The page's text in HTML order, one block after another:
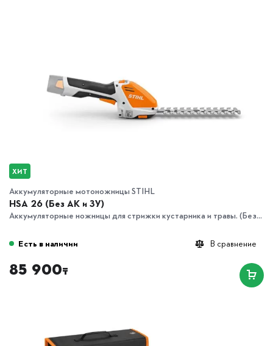
ХИТ
Аккумуляторные мотоножницы STIHL
HSA 26 (Без АК и ЗУ)
Аккумуляторные ножницы для стрижки кустарника и травы. (Без...
В сравнение
Есть в наличии
85 900₸